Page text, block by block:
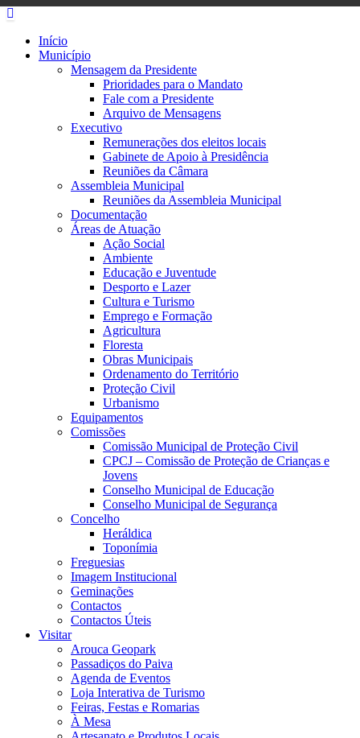
Início
Município
Mensagem da Presidente
Prioridades para o Mandato
Fale com a Presidente
Arquivo de Mensagens
Executivo
Remunerações dos eleitos locais
Gabinete de Apoio à Presidência
Reuniões da Câmara
Assembleia Municipal
Reuniões da Assembleia Municipal
Documentação
Áreas de Atuação
Ação Social
Ambiente
Educação e Juventude
Desporto e Lazer
Cultura e Turismo
Emprego e Formação
Agricultura
Floresta
Obras Municipais
Ordenamento do Território
Proteção Civil
Urbanismo
Equipamentos
Comissões
Comissão Municipal de Proteção Civil
CPCJ – Comissão de Proteção de Crianças e
Jovens
Conselho Municipal de Educação
Conselho Municipal de Segurança
Concelho
Heráldica
Toponímia
Freguesias
Imagem Institucional
Geminações
Contactos
Contactos Úteis
Visitar
Arouca Geopark
Passadiços do Paiva
Agenda de Eventos
Loja Interativa de Turismo
Feiras, Festas e Romarias
À Mesa